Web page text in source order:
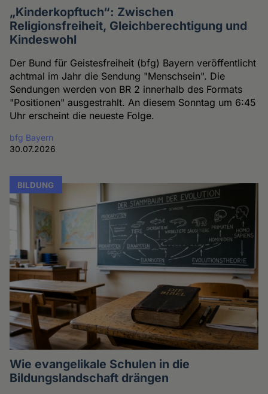
„Kinderkopftuch“: Zwischen
Religionsfreiheit, Gleichberechtigung und
Kindeswohl
Der Bund für Geistesfreiheit (bfg) Bayern veröffentlicht
achtmal im Jahr die Sendung "Menschsein". Die
Sendungen werden von BR 2 innerhalb des Formats
"Positionen" ausgestrahlt. An diesem Sonntag um 6:45
Uhr erscheint die neueste Folge.
bfg Bayern
30.07.2026
BILDUNG
Wie evangelikale Schulen in die
Bildungslandschaft drängen